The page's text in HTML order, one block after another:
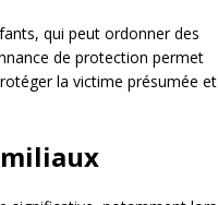
qui peut ordonner des
de protection permet
la victime présumée et